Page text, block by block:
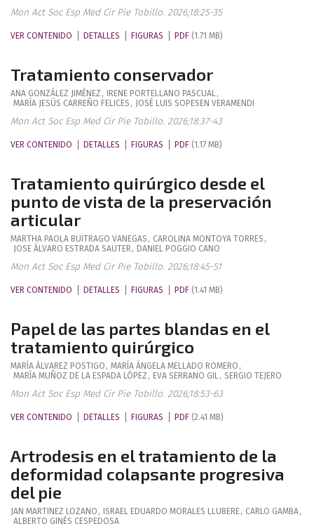
Mon Act Soc Esp Med Cir Pie Tobillo. 2026;18:25-35
VER CONTENIDO DETALLES FIGURAS PDF (1.71 MB)
Tratamiento conservador
ANA GONZÁLEZ JIMÉNEZ , IRENE PORTELLANO PASCUAL,
MARÍA JESÚS CARREÑO FELICES , JOSÉ LUIS SOPESEN VERAMENDI
Mon Act Soc Esp Med Cir Pie Tobillo. 2026;18:37-43
VER CONTENIDO DETALLES FIGURAS PDF (1.17 MB)
Tratamiento quirúrgico desde el
punto de vista de la preservación
articular
MARTHA PAOLA BUITRAGO VANEGAS , CAROLINA MONTOYA TORRES ,
JOSE ÁLVARO ESTRADA SAUTER, DANIEL POGGIO CANO
Mon Act Soc Esp Med Cir Pie Tobillo. 2026;18:45-51
VER CONTENIDO DETALLES FIGURAS PDF (1.41 MB)
Papel de las partes blandas en el
tratamiento quirúrgico
MARÍA ÁLVAREZ POSTIGO , MARÍA ÁNGELA MELLADO ROMERO ,
MARÍA MUÑOZ DE LA ESPADA LÓPEZ , EVA SERRANO GIL, SERGIO TEJERO
Mon Act Soc Esp Med Cir Pie Tobillo. 2026;18:53-63
VER CONTENIDO DETALLES FIGURAS PDF (2.41 MB)
Artrodesis en el tratamiento de la
deformidad colapsante progresiva
del pie
JAN MARTINEZ LOZANO , ISRAEL EDUARDO MORALES LLUBERE, CARLO GAMBA,
ALBERTO GINÉS CESPEDOSA